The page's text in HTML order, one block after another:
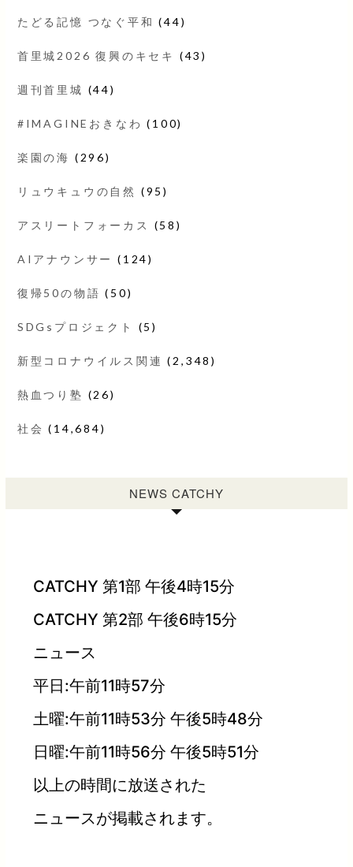
たどる記憶 つなぐ平和 (44)
首里城2026 復興のキセキ (43)
週刊首里城 (44)
#IMAGINEおきなわ (100)
楽園の海 (296)
リュウキュウの自然 (95)
アスリートフォーカス (58)
AIアナウンサー (124)
復帰50の物語 (50)
SDGsプロジェクト (5)
新型コロナウイルス関連 (2,348)
熱血つり塾 (26)
社会 (14,684)
NEWS CATCHY
CATCHY 第1部 午後4時15分
CATCHY 第2部 午後6時15分
ニュース
平日:午前11時57分
土曜:午前11時53分 午後5時48分
日曜:午前11時56分 午後5時51分
以上の時間に放送された
ニュースが掲載されます。